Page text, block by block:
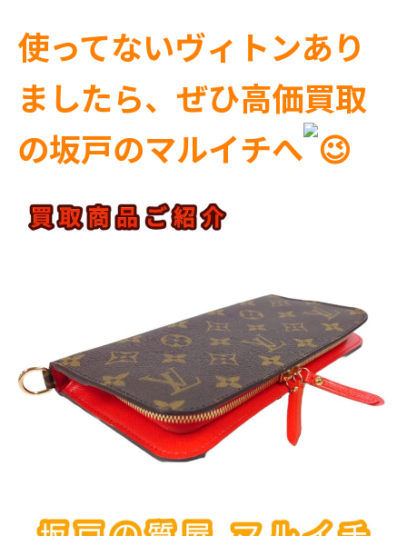
使ってないヴィトンあり
ましたら、ぜひ高価買取
の坂戸のマルイチへ